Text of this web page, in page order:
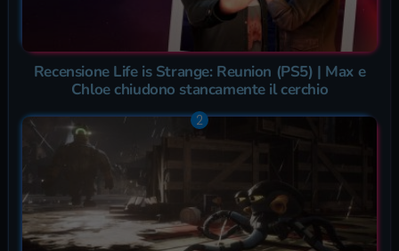
Recensione Life is Strange: Reunion (PS5) | Max e
Chloe chiudono stancamente il cerchio